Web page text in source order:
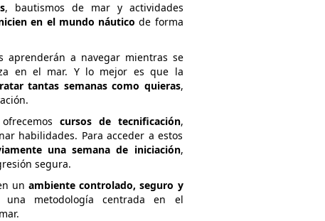
, bautismos de mar y actividades
en el mundo náutico de forma
aprenderán a navegar mientras se
en el mar. Y lo mejor es que la
tantas semanas como quieras,
cursos de tecnificación,
habilidades. Para acceder a estos
una semana de iniciación,
segura.
un ambiente controlado, seguro y
metodología centrada en el